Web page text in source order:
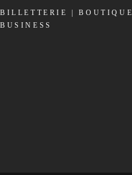
BILLETTERIE |BOUTIQUE
BUSINESS